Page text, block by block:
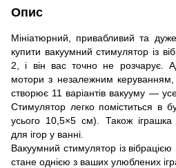
Опис
Мініатюрний, привабливий та
купити вакуумний стимулятор із
2, і він вас точно не розчарує.
мотори з незалежним
створює 11 варіантів вакууму —
Стимулятор легко поміститься в
усього 10,5×5 см). Також іграшка
для ігор у ванні.
Вакуумний стимулятор із
стане однією з ваших улюблених